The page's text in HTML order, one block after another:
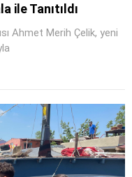
ile Tanıtıldı
Ahmet Merih Çelik, yeni